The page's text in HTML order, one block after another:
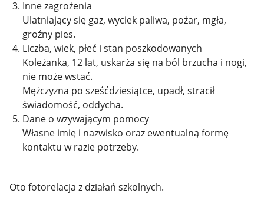
Inne zagrożenia
Ulatniający się gaz, wyciek paliwa, pożar, mgła,
groźny pies.
Liczba, wiek, płeć i stan poszkodowanych
Koleżanka, 12 lat, uskarża się na ból brzucha i nogi,
nie może wstać.
Mężczyzna po sześćdziesiątce, upadł, stracił
świadomość, oddycha.
Dane o wzywającym pomocy
Własne imię i nazwisko oraz ewentualną formę
kontaktu w razie potrzeby.
Oto fotorelacja z działań szkolnych.